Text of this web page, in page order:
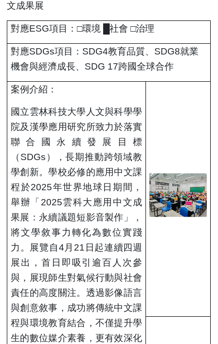
文成果展
對應ESG項目：□環境 █社會 □治理
對應SDGs項目：SDG4教育品質、SDG8就業
機會與經濟成長、 SDG 17跨國全球合作
案例介紹：
國立雲林科技大學人文與科學學
院及漢學應用研究所致力於落實
聯合國永續發展目標
（SDGs），長期推動跨領域教
學創新。學校必修的應用中文課
程於2025年世界地球日期間，
舉辦「2025雲科大應用中文成
果展：永續議題短影音製作」，
將文學敘事力轉化為數位實踐
力。展覽自4月21日起連續四週
展出，首日即吸引逾百人次參
與，展現師生對氣候行動與社會
責任的高度關注。透過影像語言
與創意敘事，成功將傳統中文課
程與環境教育結合，不僅提升學
生的數位媒介素養，更有效深化